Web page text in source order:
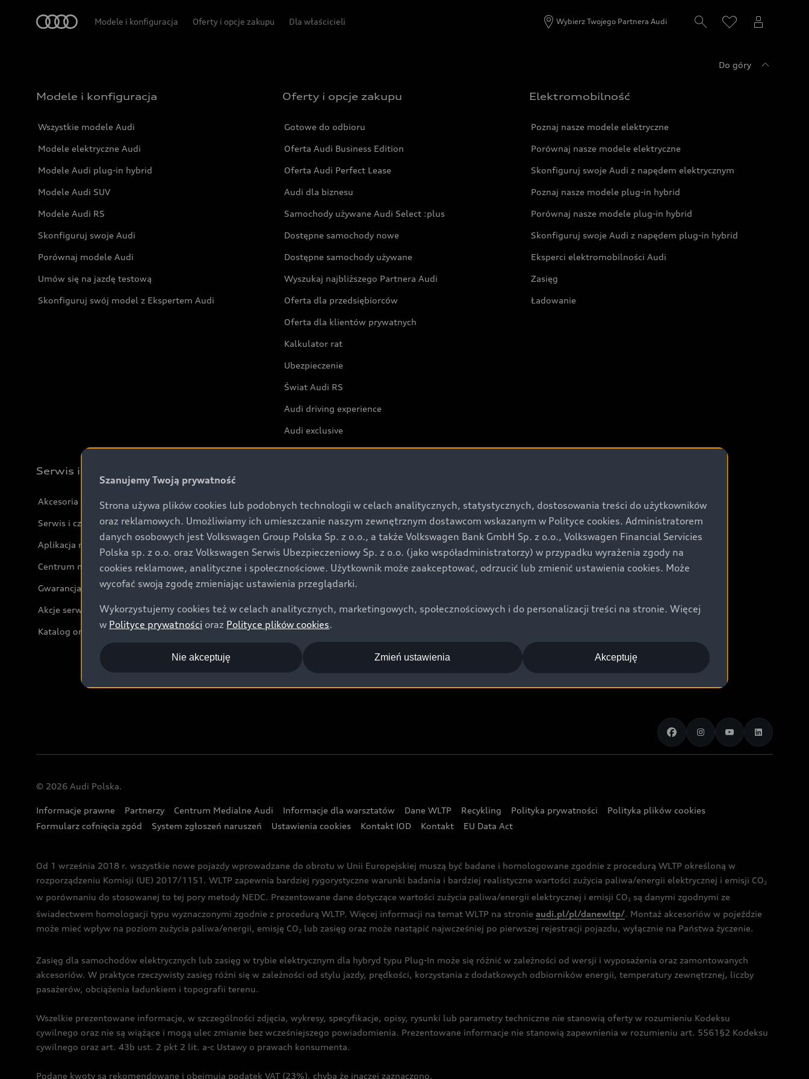
Modele i konfiguracja Oferty i opcje zakupu Dla właścicieli Wybierz Twojego Partnera Audi
Do góry
Modele i konfiguracja
Wszystkie modele Audi
Modele elektryczne Audi
Modele Audi plug-in hybrid
Modele Audi SUV
Modele Audi RS
Skonfiguruj swoje Audi
Porównaj modele Audi
Umów się na jazdę testową
Skonfiguruj swój model z Ekspertem Audi
Oferty i opcje zakupu
Gotowe do odbioru
Oferta Audi Business Edition
Oferta Audi Perfect Lease
Audi dla biznesu
Samochody używane Audi Select :plus
Dostępne samochody nowe
Dostępne samochody używane
Wyszukaj najbliższego Partnera Audi
Oferta dla przedsiębiorców
Oferta dla klientów prywatnych
Kalkulator rat
Ubezpieczenie
Świat Audi RS
Audi driving experience
Audi exclusive
Elektromobilność
Poznaj nasze modele elektryczne
Porównaj nasze modele elektryczne
Skonfiguruj swoje Audi z napędem elektrycznym
Poznaj nasze modele plug-in hybrid
Porównaj nasze modele plug-in hybrid
Skonfiguruj swoje Audi z napędem plug-in hybrid
Eksperci elektromobilności Audi
Zasięg
Ładowanie
Serwis i akcesoria
Akcesoria
Serwis i części
Aplikacja myAudi i usługi cyfrowe
Centrum napraw powypadkowych
Gwarancja
Akcje serwisowe Audi
Katalog online akcesoriów
Aktualności i historie postępu
Audi Revolut F1® Team
Audi Nuvolari
Audi Sport Festiwal
Audi i Muzeum Sztuki Nowoczesnej w Warszawie
Audi driving experience
Audi quattro Cup
Audi i Puchar Świata w Skokach Narciarskich w
Zakopanem
© 2026 Audi Polska.
Informacje prawne Partnerzy Centrum Medialne Audi Informacje dla warsztatów Dane WLTP Recykling Polityka prywatności
Polityka plików cookies
Formularz cofnięcia zgód
System zgłoszeń naruszeń Ustawienia cookies Kontakt IOD Kontakt EU Data Act
Od 1 września 2018 r. wszystkie nowe pojazdy wprowadzane do obrotu w Unii Europejskiej muszą być badane i homologowane zgodnie z procedurą WLTP określoną w
rozporządzeniu Komisji (UE) 2017/1151. WLTP zapewnia bardziej rygorystyczne warunki badania i bardziej realistyczne wartości zużycia paliwa/energii elektrycznej i emisji CO2
w porównaniu do stosowanej to tej pory metody NEDC. Prezentowane dane dotyczące wartości zużycia paliwa/energii elektrycznej i emisji CO2 są danymi zgodnymi ze
świadectwem homologacji typu wyznaczonymi zgodnie z procedurą WLTP. Więcej informacji na temat WLTP na stronie audi.pl/pl/danewltp/. Montaż akcesoriów w pojeździe
może mieć wpływ na poziom zużycia paliwa/energii, emisję CO2 lub zasięg oraz może nastąpić najwcześniej po pierwszej rejestracji pojazdu, wyłącznie na Państwa życzenie.
Zasięg dla samochodów elektrycznych lub zasięg w trybie elektrycznym dla hybryd typu Plug-In może się różnić w zależności od wersji i wyposażenia oraz zamontowanych
akcesoriów. W praktyce rzeczywisty zasięg różni się w zależności od stylu jazdy, prędkości, korzystania z dodatkowych odbiorników energii, temperatury zewnętrznej, liczby
pasażerów, obciążenia ładunkiem i topografii terenu.
Wszelkie prezentowane informacje, w szczególności zdjęcia, wykresy, specyfikacje, opisy, rysunki lub parametry techniczne nie stanowią oferty w rozumieniu Kodeksu
cywilnego oraz nie są wiążące i mogą ulec zmianie bez wcześniejszego powiadomienia. Prezentowane informacje nie stanowią zapewnienia w rozumieniu art. 5561§2 Kodeksu
cywilnego oraz art. 43b ust. 2 pkt 2 lit. a-c Ustawy o prawach konsumenta.
Podane kwoty są rekomendowane i obejmują podatek VAT (23%), chyba że inaczej zaznaczono.
Szanujemy Twoją prywatność
Strona używa plików cookies lub podobnych technologii w celach analitycznych, statystycznych, dostosowania treści do użytkowników
oraz reklamowych. Umożliwiamy ich umieszczanie naszym zewnętrznym dostawcom wskazanym w Polityce cookies. Administratorem
danych osobowych jest Volkswagen Group Polska Sp. z o.o., a także Volkswagen Bank GmbH Sp. z o.o., Volkswagen Financial Servicies
Polska sp. z o.o. oraz Volkswagen Serwis Ubezpieczeniowy Sp. z o.o. (jako współadministratorzy) w przypadku wyrażenia zgody na
cookies reklamowe, analityczne i społecznościowe. Użytkownik może zaakceptować, odrzucić lub zmienić ustawienia cookies. Może
wycofać swoją zgodę zmieniając ustawienia przeglądarki.
Wykorzystujemy cookies też w celach analitycznych, marketingowych, społecznościowych i do personalizacji treści na stronie. Więcej
w Polityce prywatności oraz Polityce plików cookies.
Akceptuję
Nie akceptuję Zmień ustawienia